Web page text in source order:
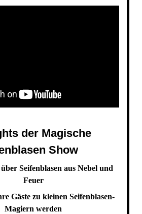
der Magische
Show
Seifenblasen aus Nebel und
Feuer
Gäste zu kleinen Seifenblasen-
Magiern werden